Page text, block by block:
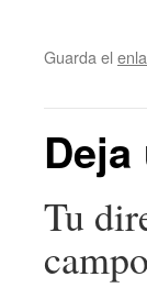
Guarda el
Tu